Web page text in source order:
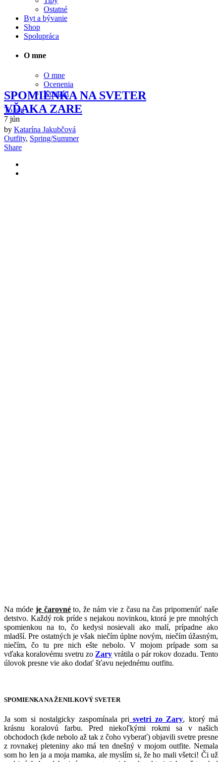
Ostatné
Byt a bývanie
Shop
Spolupráca
O mne
O mne
Ocenenia
Kontakt
To top
7 jún
SPOMIENKA NA SVETER
VĎAKA ZARE
by Katarína Jakubčová
Outfity, Spring/Summer
Share
Na móde je čarovnéto, že nám vie z času na čas pripomenúť naše
detstvo. Každý rok príde s nejakou novinkou, ktorá je pre mnohých
spomienkou na to, čo kedysi nosievali ako malí, prípadne ako
mladší. Pre ostatných je však niečím úplne novým, niečím úžasným,
niečím, čo tu pre nich ešte nebolo. V mojom prípade som sa
vďaka koralovému svetru zo Zary vrátila o pár rokov dozadu. Tento
úlovok presne vie ako dodať šťavu nejednému outfitu.
SPOMIENKA NA ŽENILKOVÝ SVETER
Ja som si nostalgicky zaspomínala pri svetri zo Zary, ktorý má
krásnu koralovú farbu. Pred niekoľkými rokmi sa v našich
obchodoch (kde nebolo až tak z čoho vyberať) objavili svetre presne
z rovnakej pleteniny ako má ten dnešný v mojom outfite. Nemala
som ho len ja a moja mamka, ale myslím si, že ho mali všetci! Či už